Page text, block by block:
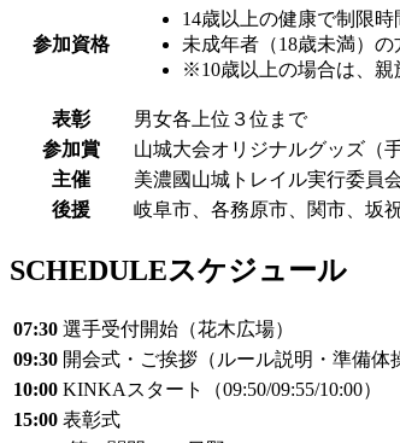
参加資格
14歳以上の健康で制限時
未成年者（18歳未満）
※10歳以上の場合は、親
表彰
男女各上位３位まで
参加賞
山城大会オリジナルグッズ（手
主催
美濃國山城トレイル実行委員
後援
岐阜市、各務原市、関市、坂
SCHEDULEスケジュール
07:30 選手受付開始（花木広場）
09:30 開会式・ご挨拶（ルール説明・準備体
10:00 KINKAスタート（09:50/09:55/10:00）
15:00 表彰式